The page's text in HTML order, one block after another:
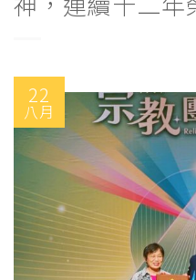
22
八月